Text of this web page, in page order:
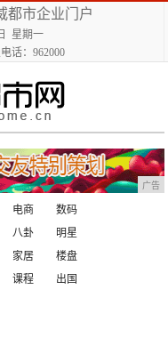
都市企业门户
星期一
话：962000
广告
电商
数码
八卦
明星
家居
楼盘
课程
出国